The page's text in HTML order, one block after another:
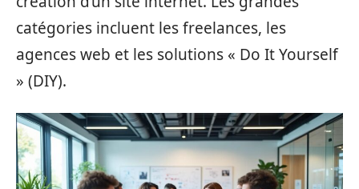
catégories incluent les freelances, les
agences web et les solutions « Do It Yourself
» (DIY).